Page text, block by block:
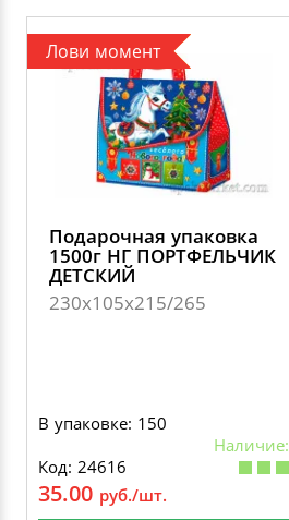
Лови момент
Подарочная упаковка
1500г НГ ПОРТФЕЛЬЧИК
ДЕТСКИЙ
230х105х215/265
В упаковке: 150
Наличие:
Код: 24616
35.00 руб./шт.